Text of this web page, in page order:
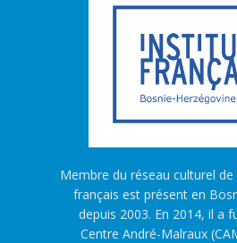
Membre du réseau culturel de
français est présent en
depuis 2003. En 2014, il a
Centre André-Malraux